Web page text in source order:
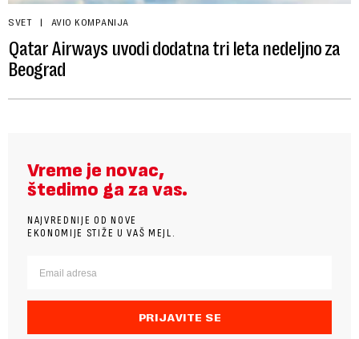
SVET AVIO KOMPANIJA
Qatar Airways uvodi dodatna tri leta nedeljno za
Beograd
Vreme je novac,
štedimo ga za vas.
NAJVREDNIJE OD NOVE
EKONOMIJE STIŽE U VAŠ MEJL.
PRIJAVITE SE